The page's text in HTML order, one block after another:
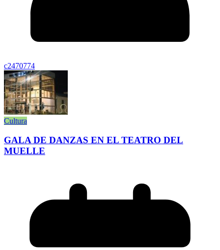
c2470774
Cultura
GALA DE DANZAS EN EL TEATRO DEL
MUELLE